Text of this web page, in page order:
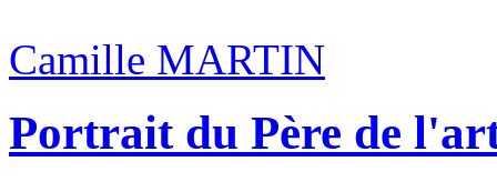
Camille MARTIN
Portrait du Père de